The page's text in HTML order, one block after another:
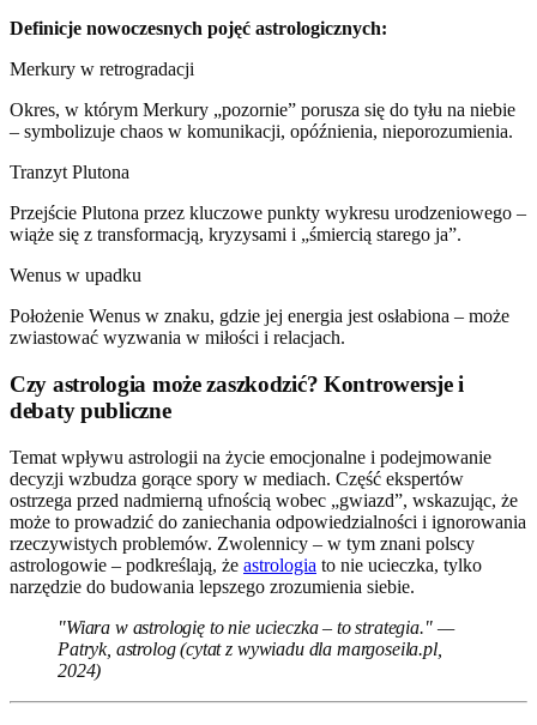
Definicje nowoczesnych pojęć astrologicznych:
Merkury w retrogradacji
Okres, w którym Merkury „pozornie” porusza się do tyłu na niebie
– symbolizuje chaos w komunikacji, opóźnienia, nieporozumienia.
Tranzyt Plutona
Przejście Plutona przez kluczowe punkty wykresu urodzeniowego –
wiąże się z transformacją, kryzysami i „śmiercią starego ja”.
Wenus w upadku
Położenie Wenus w znaku, gdzie jej energia jest osłabiona – może
zwiastować wyzwania w miłości i relacjach.
Czy astrologia może zaszkodzić? Kontrowersje i
debaty publiczne
Temat wpływu astrologii na życie emocjonalne i podejmowanie
decyzji wzbudza gorące spory w mediach. Część ekspertów
ostrzega przed nadmierną ufnością wobec „gwiazd”, wskazując, że
może to prowadzić do zaniechania odpowiedzialności i ignorowania
rzeczywistych problemów. Zwolennicy – w tym znani polscy
astrologowie – podkreślają, że astrologia to nie ucieczka, tylko
narzędzie do budowania lepszego zrozumienia siebie.
"Wiara w astrologię to nie ucieczka – to strategia." —
Patryk, astrolog (cytat z wywiadu dla margoseila.pl,
2024)